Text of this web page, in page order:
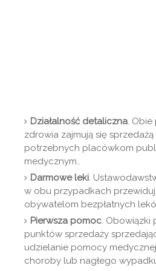
Działalność detaliczna. Obie
zdrowia zajmują się
potrzebnych placówkom
medycznym..
Darmowe leki.
w obu przypadkach
obywatelom bezpłatnych
Pierwsza pomoc. Obowiązki
punktów sprzedaży
udzielanie pomocy
choroby lub nagłego